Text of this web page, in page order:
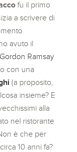
fu il primo
a scrivere di
avuto il
Gordon Ramsay
con una
(a proposito,
insieme? E
alla
nel ristorante
è che per
10 anni fa?